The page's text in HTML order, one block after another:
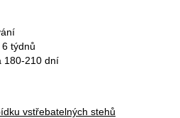
týdnů
180-210 dní
vstřebatelných stehů